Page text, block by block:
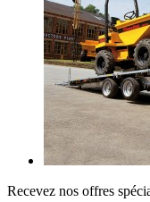
Recevez nos offres